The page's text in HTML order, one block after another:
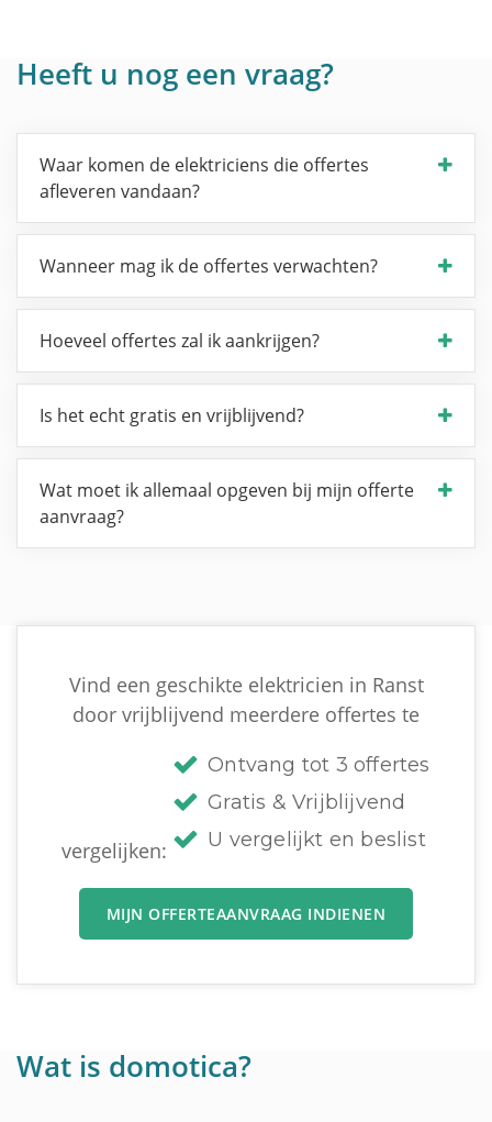
Heeft u nog een vraag?
Waar komen de elektriciens die offertes
afleveren vandaan?
Wanneer mag ik de offertes verwachten?
Hoeveel offertes zal ik aankrijgen?
Is het echt gratis en vrijblijvend?
Wat moet ik allemaal opgeven bij mijn offerte
aanvraag?
Vind een geschikte elektricien in Ranst
door vrijblijvend meerdere offertes te
vergelijken:
Ontvang tot 3 offertes
Gratis & Vrijblijvend
U vergelijkt en beslist
MIJN OFFERTEAANVRAAG INDIENEN
Wat is domotica?